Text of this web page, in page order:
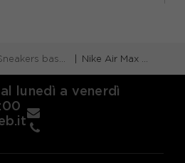
basse Nike Air Max Excee Bianco Blu Nero - Sneakers Donna
lunedì a venerdì